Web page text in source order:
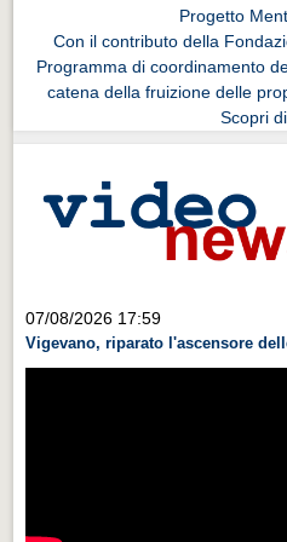
Progetto
Con il contributo della
Programma di coordinamento
catena della fruizione delle
Scopri
07/08/2026 17:59
Vigevano, riparato l'ascensore